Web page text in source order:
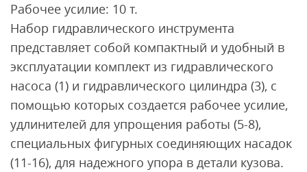
Рабочее усилие: 10 т.
Набор гидравлического инструмента
представляет собой компактный и удобный в
эксплуатации комплект из гидравлического
насоса (1) и гидравлического цилиндра (3), с
помощью которых создается рабочее усилие,
удлинителей для упрощения работы (5-8),
специальных фигурных соединяющих насадок
(11-16), для надежного упора в детали кузова.